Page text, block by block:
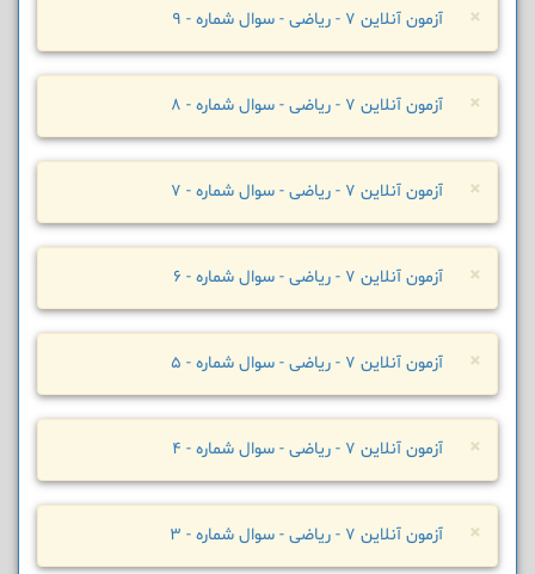
× آزمون آنلاین 7 - ریاضی - سوال شماره - 9
× آزمون آنلاین 7 - ریاضی - سوال شماره - 8
× آزمون آنلاین 7 - ریاضی - سوال شماره - 7
× آزمون آنلاین 7 - ریاضی - سوال شماره - 6
× آزمون آنلاین 7 - ریاضی - سوال شماره - 5
× آزمون آنلاین 7 - ریاضی - سوال شماره - 4
× آزمون آنلاین 7 - ریاضی - سوال شماره - 3